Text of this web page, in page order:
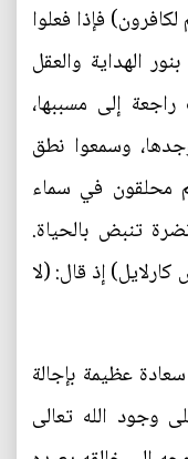
فإذا فعلوا
الهداية والعقل
إلى مسببها،
وسمعوا نطق
محلقون في سماء
تنبض بالحياة.
إذ قال: (لا
عظيمة بإجالة
وجود الله تعالى